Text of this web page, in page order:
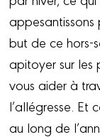
but de ce hors-
apitoyer sur les
vous aider à
l’allégresse. Et
au long de